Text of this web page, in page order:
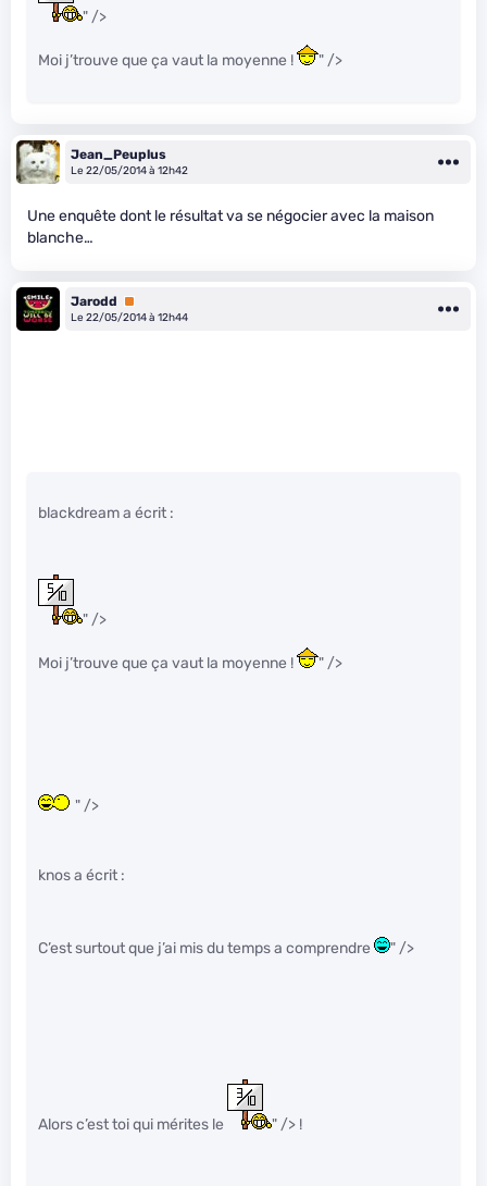
" />
Moi j’trouve que ça vaut la moyenne ! " />
Jean_Peuplus
Le 22/05/2014 à 12h42
Une enquête dont le résultat va se négocier avec la maison
blanche…
Jarodd
Premium
Le 22/05/2014 à 12h44
blackdream a écrit :
" />
Moi j’trouve que ça vaut la moyenne ! " />
" />
knos a écrit :
C’est surtout que j’ai mis du temps a comprendre " />
Alors c’est toi qui mérites le " /> !